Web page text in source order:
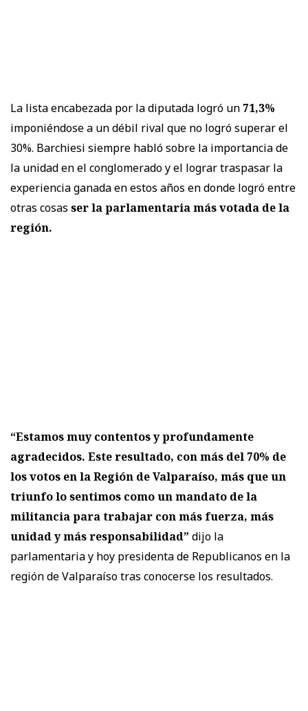
La lista encabezada por la diputada logró un 71,3%
imponiéndose a un débil rival que no logró superar el
30%. Barchiesi siempre habló sobre la importancia de
la unidad en el conglomerado y el lograr traspasar la
experiencia ganada en estos años en donde logró entre
otras cosas ser la parlamentaria más votada de la
región.
“Estamos muy contentos y profundamente
agradecidos. Este resultado, con más del 70% de
los votos en la Región de Valparaíso, más que un
triunfo lo sentimos como un mandato de la
militancia para trabajar con más fuerza, más
unidad y más responsabilidad” dijo la
parlamentaria y hoy presidenta de Republicanos en la
región de Valparaíso tras conocerse los resultados.